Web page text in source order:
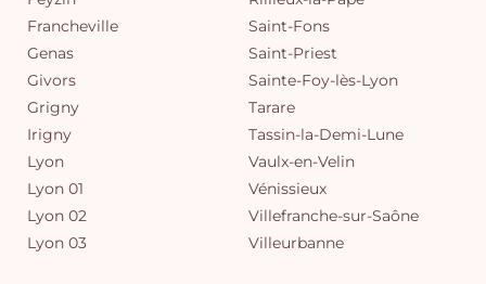
Francheville
Genas
Givors
Grigny
Irigny
Lyon
Lyon 01
Lyon 02
Lyon 03
Saint-Fons
Saint-Priest
Sainte-Foy-lès-Lyon
Tarare
Tassin-la-Demi-Lune
Vaulx-en-Velin
Vénissieux
Villefranche-sur-Saône
Villeurbanne